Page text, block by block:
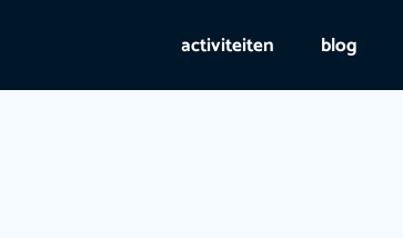
activiteiten blog